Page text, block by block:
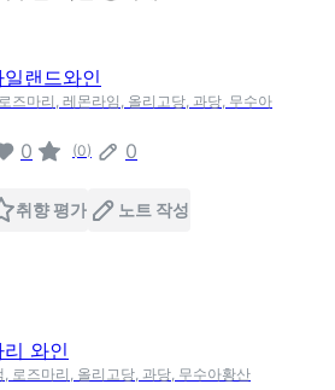
랜드와인
즈마리, 레몬라임, 올리고당, 과당, 무수아
0 (0) 0
취향 평가 노트 작성
와인
, 로즈마리, 올리고당, 과당, 무수아황산